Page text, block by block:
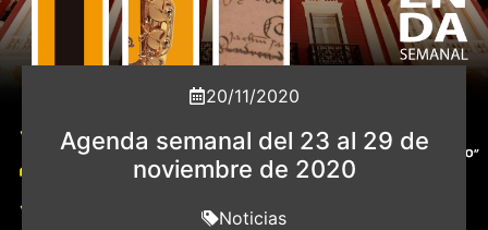
20/11/2020
Agenda semanal del 23 al 29 de
noviembre de 2020
Noticias